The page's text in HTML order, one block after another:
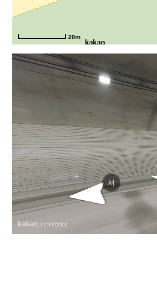
20m
서
, KnWorks